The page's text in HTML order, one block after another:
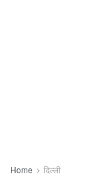
Home दिल्ली